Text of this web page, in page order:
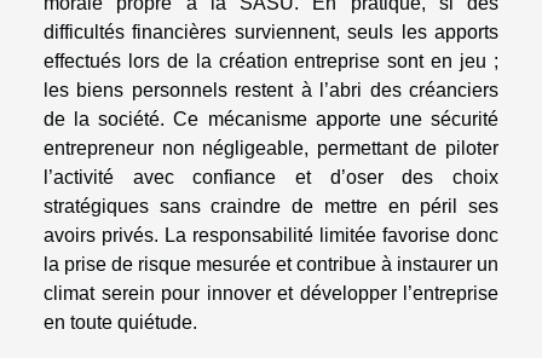
difficultés financières surviennent, seuls les apports
effectués lors de la création entreprise sont en jeu ;
les biens personnels restent à l’abri des créanciers
de la société. Ce mécanisme apporte une sécurité
entrepreneur non négligeable, permettant de piloter
l’activité avec confiance et d’oser des choix
stratégiques sans craindre de mettre en péril ses
avoirs privés. La responsabilité limitée favorise donc
la prise de risque mesurée et contribue à instaurer un
climat serein pour innover et développer l’entreprise
en toute quiétude.